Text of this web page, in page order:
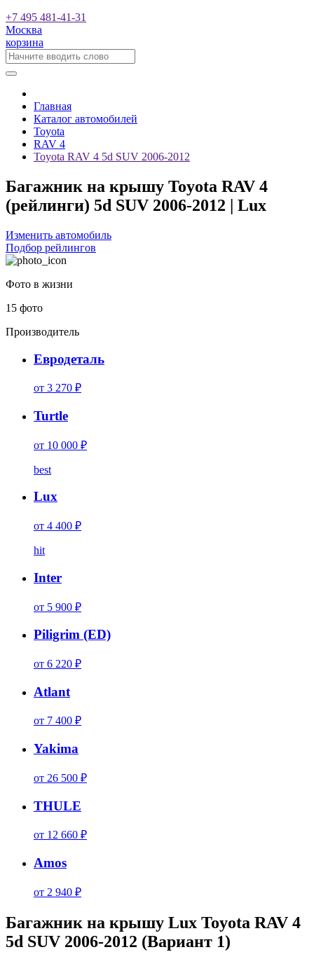
+7 495 481-41-31
Москва
корзина
Главная
Каталог автомобилей
Toyota
RAV 4
Toyota RAV 4 5d SUV 2006-2012
Багажник на крышу Toyota RAV 4
(рейлинги) 5d SUV 2006-2012 | Lux
Изменить автомобиль
Подбор рейлингов
Фото в жизни
15 фото
Производитель
Евродеталь
от 3 270 ₽
Turtle
от 10 000 ₽
best
Lux
от 4 400 ₽
hit
Inter
от 5 900 ₽
Piligrim (ED)
от 6 220 ₽
Atlant
от 7 400 ₽
Yakima
от 26 500 ₽
THULE
от 12 660 ₽
Amos
от 2 940 ₽
Багажник на крышу Lux Toyota RAV 4
5d SUV 2006-2012 (Вариант 1)